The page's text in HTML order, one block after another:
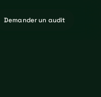
Demander un audit